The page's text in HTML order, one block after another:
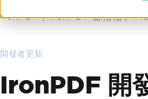
跳至頁尾內容
IronPDF IronPDF 部落格
開發者更新
IronPDF 開